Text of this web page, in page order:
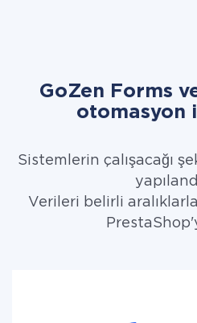
GoZen Forms
otomasyon
Sistemlerin çalışacağı
Verileri belirli